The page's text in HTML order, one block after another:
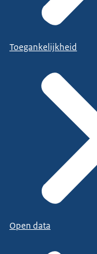
Toegankelijkheid
Open data